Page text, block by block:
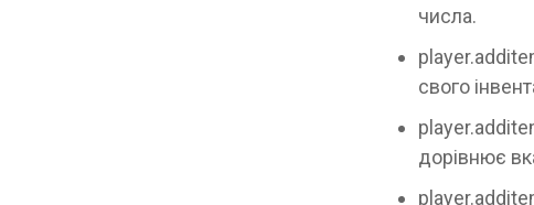
числа.
свого
дорівнює